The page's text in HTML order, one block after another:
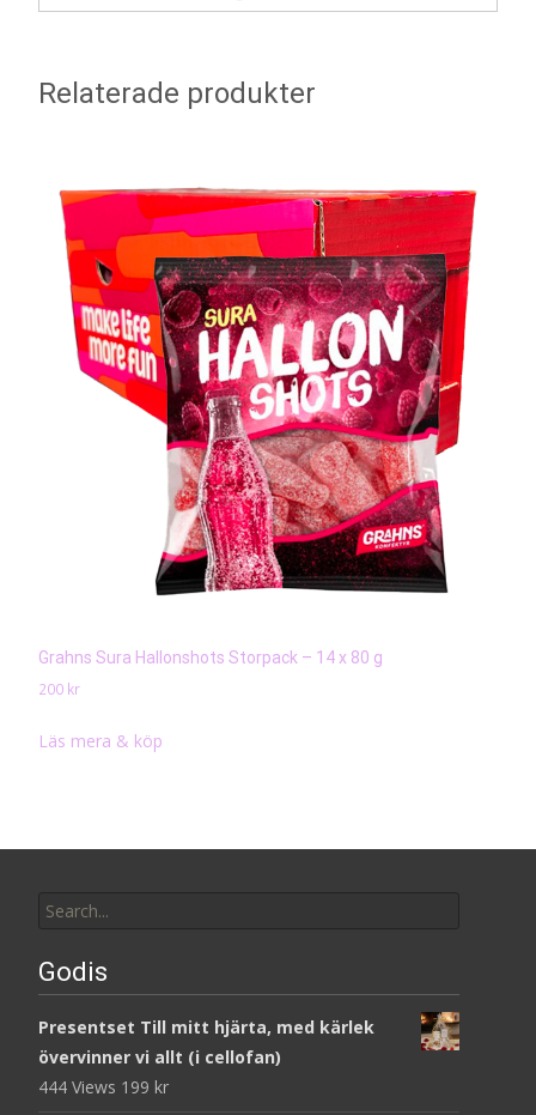
Relaterade produkter
Grahns Sura Hallonshots Storpack – 14 x 80 g
200 kr
Läs mera & köp
for:
Godis
Presentset Till mitt hjärta, med kärlek
övervinner vi allt (i cellofan)
444 Views 199 kr